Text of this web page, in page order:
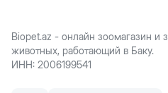
Biopet.az - онлайн зоомагазин и
животных, работающий в Баку.
ИНН: 2006199541